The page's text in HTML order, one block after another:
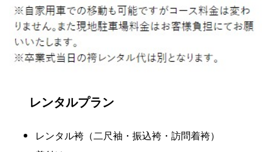
レンタルプラン
レンタル袴（二尺袖・振込袴・訪問着袴）